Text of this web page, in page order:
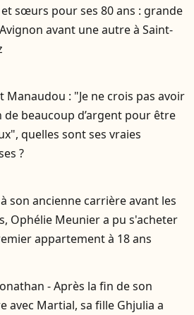
sœurs pour ses 80 ans : grande
avant une autre à Saint-
Manaudou : "Je ne crois pas avoir
de beaucoup d’argent pour être
quelles sont ses vraies
?
son ancienne carrière avant les
Ophélie Meunier a pu s'acheter
appartement à 18 ans
- Après la fin de son
avec Martial, sa fille Ghjulia a